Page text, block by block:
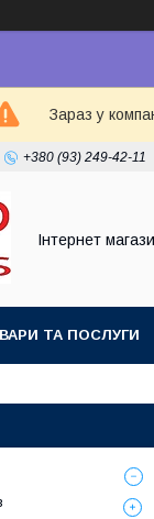
Зараз у
+380 (93) 249-42-11
Інтернет
ТА ПОСЛУГИ